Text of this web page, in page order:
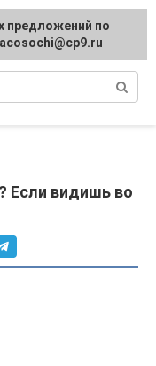
Если видишь во
предложений по